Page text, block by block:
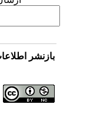
بازنشر اطلاعات